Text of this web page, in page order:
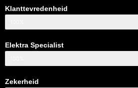
Klanttevredenheid
Elektra Specialist
Zekerheid